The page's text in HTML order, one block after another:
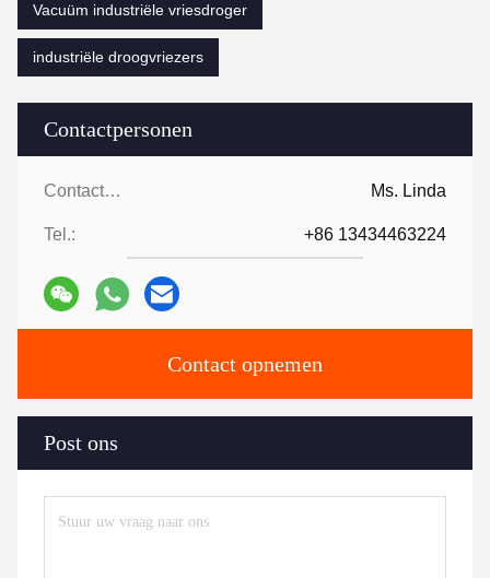
Contactpersonen
Contactpersonen: Ms. Linda
Tel.: +86 13434463224
Contact opnemen
Post ons
Vacuüm industriële vriesdroger
industriële droogvriezers